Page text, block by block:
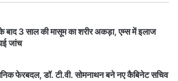
बाद 3 साल की मासूम का शरीर अकड़ा, एम्स में इलाज
जांच
फेरबदल, डॉ. टी.वी. सोमनाथन बने नए कैबिनेट सचिव